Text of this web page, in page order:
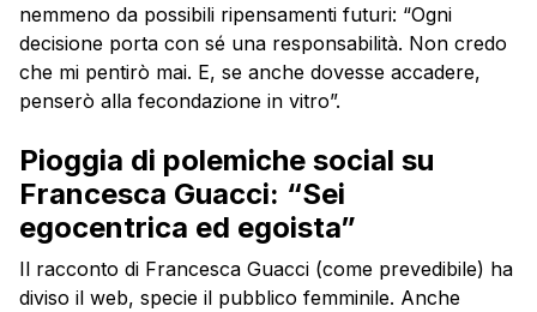
nemmeno da possibili ripensamenti futuri: “Ogni
decisione porta con sé una responsabilità. Non credo
che mi pentirò mai. E, se anche dovesse accadere,
penserò alla fecondazione in vitro”.
Pioggia di polemiche social su
Francesca Guacci: “Sei
egocentrica ed egoista”
Il racconto di Francesca Guacci (come prevedibile) ha
diviso il web, specie il pubblico femminile. Anche